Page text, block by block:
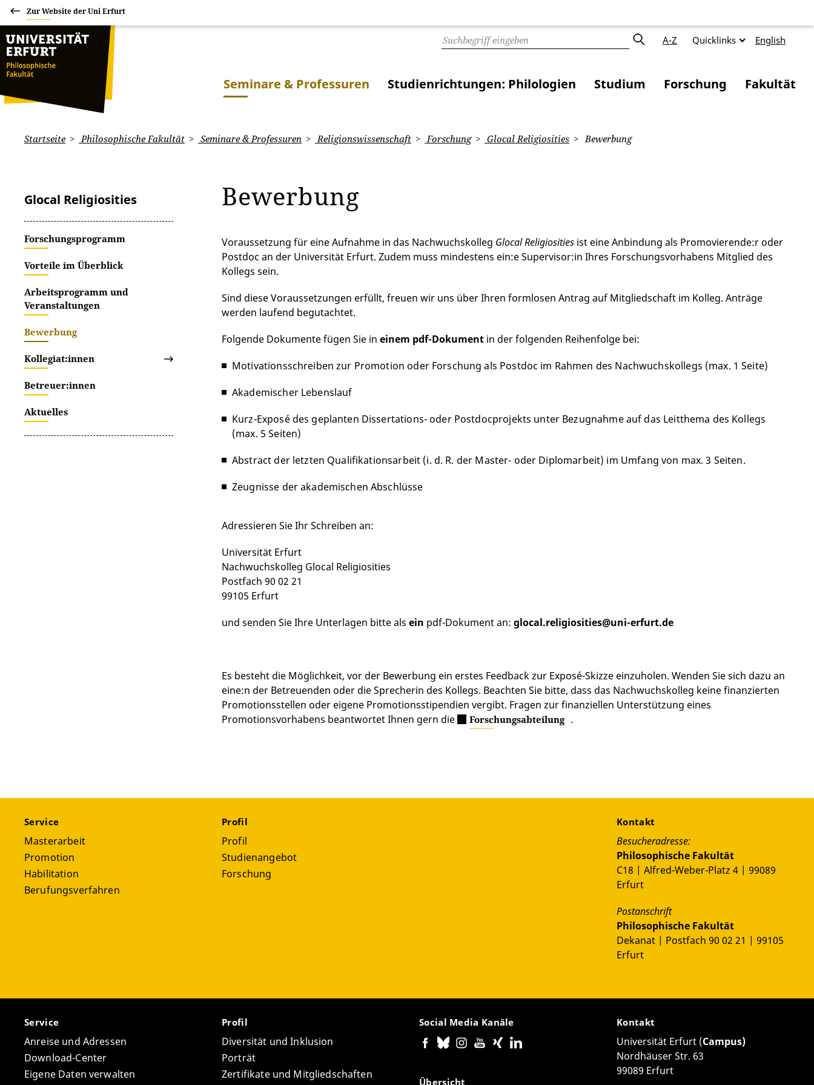
Zur Website der Uni Erfurt
A-Z Quicklinks English
Seminare & Professuren Studienrichtungen: Philologien Studium Forschung Fakultät
Startseite Philosophische Fakultät Seminare & Professuren Religionswissenschaft Forschung Glocal Religiosities Bewerbung
Glocal Religiosities
Forschungsprogramm
Vorteile im Überblick
Arbeitsprogramm und
Veranstaltungen
Bewerbung
Kollegiat:innen
Betreuer:innen
Aktuelles
Bewerbung
Voraussetzung für eine Aufnahme in das Nachwuchskolleg Glocal Religiosities ist eine Anbindung als Promovierende:r oder
Postdoc an der Universität Erfurt. Zudem muss mindestens ein:e Supervisor:in Ihres Forschungsvorhabens Mitglied des
Kollegs sein.
Sind diese Voraussetzungen erfüllt, freuen wir uns über Ihren formlosen Antrag auf Mitgliedschaft im Kolleg. Anträge
werden laufend begutachtet.
Folgende Dokumente fügen Sie in einem pdf-Dokument in der folgenden Reihenfolge bei:
Motivationsschreiben zur Promotion oder Forschung als Postdoc im Rahmen des Nachwuchskollegs (max. 1 Seite)
Akademischer Lebenslauf
Kurz-Exposé des geplanten Dissertations- oder Postdocprojekts unter Bezugnahme auf das Leitthema des Kollegs
(max. 5 Seiten)
Abstract der letzten Qualifikationsarbeit (i. d. R. der Master- oder Diplomarbeit) im Umfang von max. 3 Seiten.
Zeugnisse der akademischen Abschlüsse
Adressieren Sie Ihr Schreiben an:
Universität Erfurt
Nachwuchskolleg Glocal Religiosities
Postfach 90 02 21
99105 Erfurt
und senden Sie Ihre Unterlagen bitte als ein pdf-Dokument an: glocal.religiosities@uni-erfurt.de
Es besteht die Möglichkeit, vor der Bewerbung ein erstes Feedback zur Exposé-Skizze einzuholen. Wenden Sie sich dazu an
eine:n der Betreuenden oder die Sprecherin des Kollegs. Beachten Sie bitte, dass das Nachwuchskolleg keine finanzierten
Promotionsstellen oder eigene Promotionsstipendien vergibt. Fragen zur finanziellen Unterstützung eines
Promotionsvorhabens beantwortet Ihnen gern die
Forschungsabteilung .
Service
Masterarbeit
Promotion
Habilitation
Berufungsverfahren
Profil
Profil
Studienangebot
Forschung
Kontakt
Besucheradresse:
Philosophische Fakultät
C18 | Alfred-Weber-Platz 4 | 99089
Erfurt
Postanschrift
Philosophische Fakultät
Dekanat | Postfach 90 02 21 | 99105
Erfurt
Service
Anreise und Adressen
Download-Center
Eigene Daten verwalten
Profil
Diversität und Inklusion
Porträt
Zertifikate und Mitgliedschaften
Social Media Kanäle
Übersicht
Kontakt
Universität Erfurt (Campus)
Nordhäuser Str. 63
99089 Erfurt